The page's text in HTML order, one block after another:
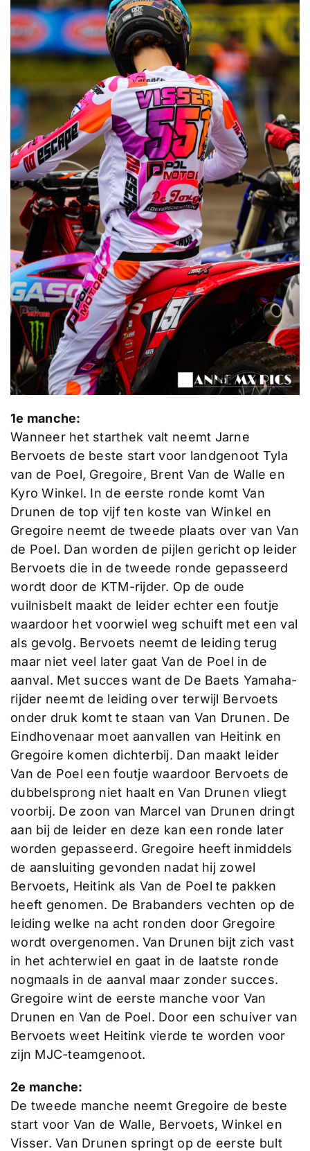
1e manche:
Wanneer het starthek valt neemt Jarne
Bervoets de beste start voor landgenoot Tyla
van de Poel, Gregoire, Brent Van de Walle en
Kyro Winkel. In de eerste ronde komt Van
Drunen de top vijf ten koste van Winkel en
Gregoire neemt de tweede plaats over van Van
de Poel. Dan worden de pijlen gericht op leider
Bervoets die in de tweede ronde gepasseerd
wordt door de KTM-rijder. Op de oude
vuilnisbelt maakt de leider echter een foutje
waardoor het voorwiel weg schuift met een val
als gevolg. Bervoets neemt de leiding terug
maar niet veel later gaat Van de Poel in de
aanval. Met succes want de De Baets Yamaha-
rijder neemt de leiding over terwijl Bervoets
onder druk komt te staan van Van Drunen. De
Eindhovenaar moet aanvallen van Heitink en
Gregoire komen dichterbij. Dan maakt leider
Van de Poel een foutje waardoor Bervoets de
dubbelsprong niet haalt en Van Drunen vliegt
voorbij. De zoon van Marcel van Drunen dringt
aan bij de leider en deze kan een ronde later
worden gepasseerd. Gregoire heeft inmiddels
de aansluiting gevonden nadat hij zowel
Bervoets, Heitink als Van de Poel te pakken
heeft genomen. De Brabanders vechten op de
leiding welke na acht ronden door Gregoire
wordt overgenomen. Van Drunen bijt zich vast
in het achterwiel en gaat in de laatste ronde
nogmaals in de aanval maar zonder succes.
Gregoire wint de eerste manche voor Van
Drunen en Van de Poel. Door een schuiver van
Bervoets weet Heitink vierde te worden voor
zijn MJC-teamgenoot.
2e manche:
De tweede manche neemt Gregoire de beste
start voor Van de Walle, Bervoets, Winkel en
Visser. Van Drunen springt op de eerste bult